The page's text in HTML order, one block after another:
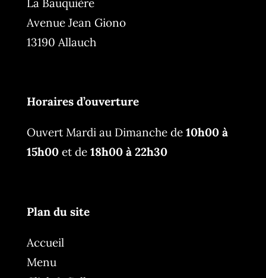
Avenue Jean Giono
13190 Allauch
Horaires d’ouverture
Ouvert Mardi au Dimanche de10h00 à
15h00 et de18h00 à 22h30
Plan du site
Accueil
Menu